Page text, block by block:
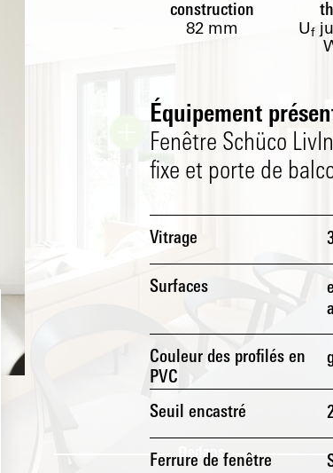
Dedans
construction
82mm Uf
Équipement
Fenêtre Schüco
fixe et porte de
Vitrage
Surfaces
Couleur des profilés en
PVC
Seuil encastré
Ferrure de fenêtre